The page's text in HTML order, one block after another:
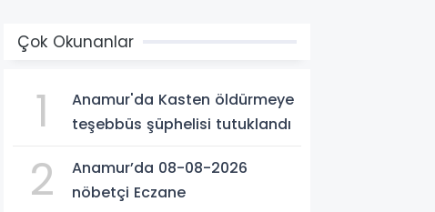
Çok Okunanlar
1
Anamur'da Kasten öldürmeye
teşebbüs şüphelisi tutuklandı
2
Anamur’da 08-08-2026
nöbetçi Eczane